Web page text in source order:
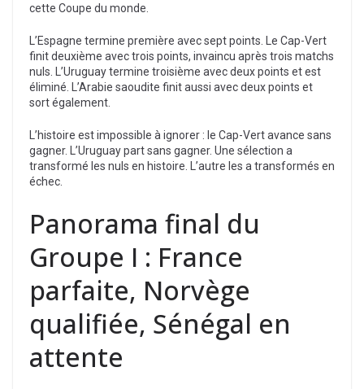
cette Coupe du monde.
L’Espagne termine première avec sept points. Le Cap-Vert
finit deuxième avec trois points, invaincu après trois matchs
nuls. L’Uruguay termine troisième avec deux points et est
éliminé. L’Arabie saoudite finit aussi avec deux points et
sort également.
L’histoire est impossible à ignorer : le Cap-Vert avance sans
gagner. L’Uruguay part sans gagner. Une sélection a
transformé les nuls en histoire. L’autre les a transformés en
échec.
Panorama final du
Groupe I : France
parfaite, Norvège
qualifiée, Sénégal en
attente